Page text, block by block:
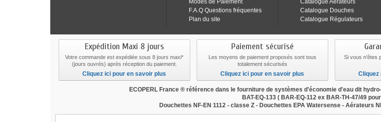
Modes de Paiement
F.A.Q Questions fréquentes
Plan du site
Catalogue Aérateurs
Catalogue Douches
Catalogue Régulateurs
Expédition Maxi 8 jours
Votre commande est expédiée sous 8 jours maxi*
(jours ouvrés) après réception du paiement.
Cliquez ici pour en savoir plus
Paiement sécurisé
Les moyens de paiement proposés sont tous
totalement sécurisés
Cliquez ici pour en savoir plus
Si vous n'êtes
Cliquez
ECOPERL France ® référence dans le fourniture de systèmes d'économie d'eau dit
BAT-EQ-133 ( BAR-EQ-112 ex BAR-TH-47/49
Douchettes NF-EN 1112 - classe Z - Douchettes EPA Watersense - Aérateurs